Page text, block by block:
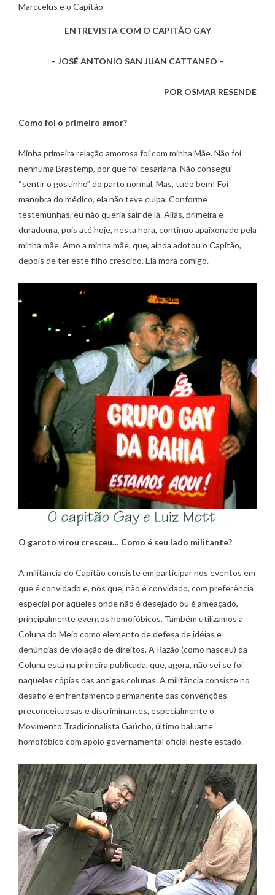
Marccelus e o Capitão
ENTREVISTA COM O CAPITÃO GAY
– JOSÉ ANTONIO SAN JUAN CATTANEO –
POR OSMAR RESENDE
Como foi o primeiro amor?
Minha primeira relação amorosa foi com minha Mãe. Não foi
nenhuma Brastemp, por que foi cesariana. Não consegui
“sentir o gostinho” do parto normal. Mas, tudo bem! Foi
manobra do médico, ela não teve culpa. Conforme
testemunhas, eu não queria sair de lá. Aliás, primeira e
duradoura, pois até hoje, nesta hora, continuo apaixonado pela
minha mãe. Amo a minha mãe, que, ainda adotou o Capitão,
depois de ter este filho crescido. Ela mora comigo.
O garoto virou cresceu… Como é seu lado militante?
A militância do Capitão consiste em participar nos eventos em
que é convidado e, nos que, não é convidado, com preferência
especial por aqueles onde não é desejado ou é ameaçado,
principalmente eventos homofóbicos. Também utilizamos a
Coluna do Meio como elemento de defesa de idéias e
denúncias de violação de direitos. A Razão (como nasceu) da
Coluna está na primeira publicada, que, agora, não sei se foi
naquelas cópias das antigas colunas. A militância consiste no
desafio e enfrentamento permanente das convenções
preconceituosas e discriminantes, especialmente o
Movimento Tradicionalista Gaúcho, último baluarte
homofóbico com apoio governamental oficial neste estado.